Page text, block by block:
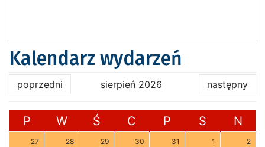
Kalendarz wydarzeń
poprzedni sierpień 2026 następny
P W Ś C P S N
27 28 29 30 31 1 2